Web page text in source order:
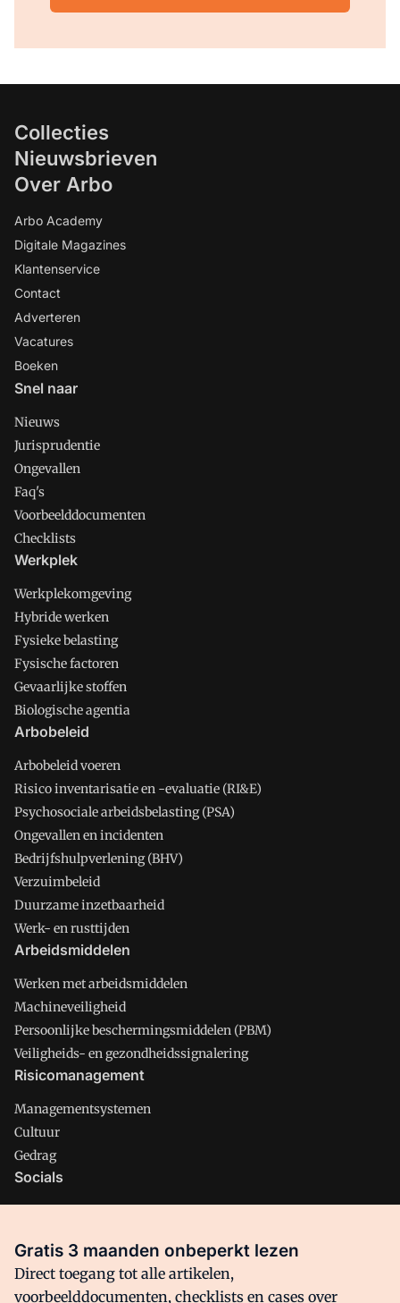
Collecties
Nieuwsbrieven
Over Arbo
Arbo Academy
Digitale Magazines
Klantenservice
Contact
Adverteren
Vacatures
Boeken
Snel naar
Nieuws
Jurisprudentie
Ongevallen
Faq's
Voorbeelddocumenten
Checklists
Werkplek
Werkplekomgeving
Hybride werken
Fysieke belasting
Fysische factoren
Gevaarlijke stoffen
Biologische agentia
Arbobeleid
Arbobeleid voeren
Risico inventarisatie en -evaluatie (RI&E)
Psychosociale arbeidsbelasting (PSA)
Ongevallen en incidenten
Bedrijfshulpverlening (BHV)
Verzuimbeleid
Duurzame inzetbaarheid
Werk- en rusttijden
Arbeidsmiddelen
Werken met arbeidsmiddelen
Machineveiligheid
Persoonlijke beschermingsmiddelen (PBM)
Veiligheids- en gezondheidssignalering
Risicomanagement
Managementsystemen
Cultuur
Gedrag
Socials
Facebook
Gratis 3 maanden onbeperkt lezen
Direct toegang tot alle artikelen,
voorbeelddocumenten, checklists en cases over